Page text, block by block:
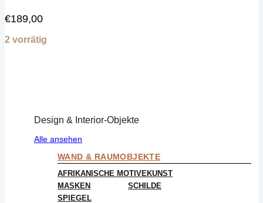
Design & Interior-Objekte
Alle ansehen
WAND & RAUMOBJEKTE
AFRIKANISCHE MOTIVEKUNST
MASKEN
SCHILDE
SPIEGEL
€189,00
2 vorrätig